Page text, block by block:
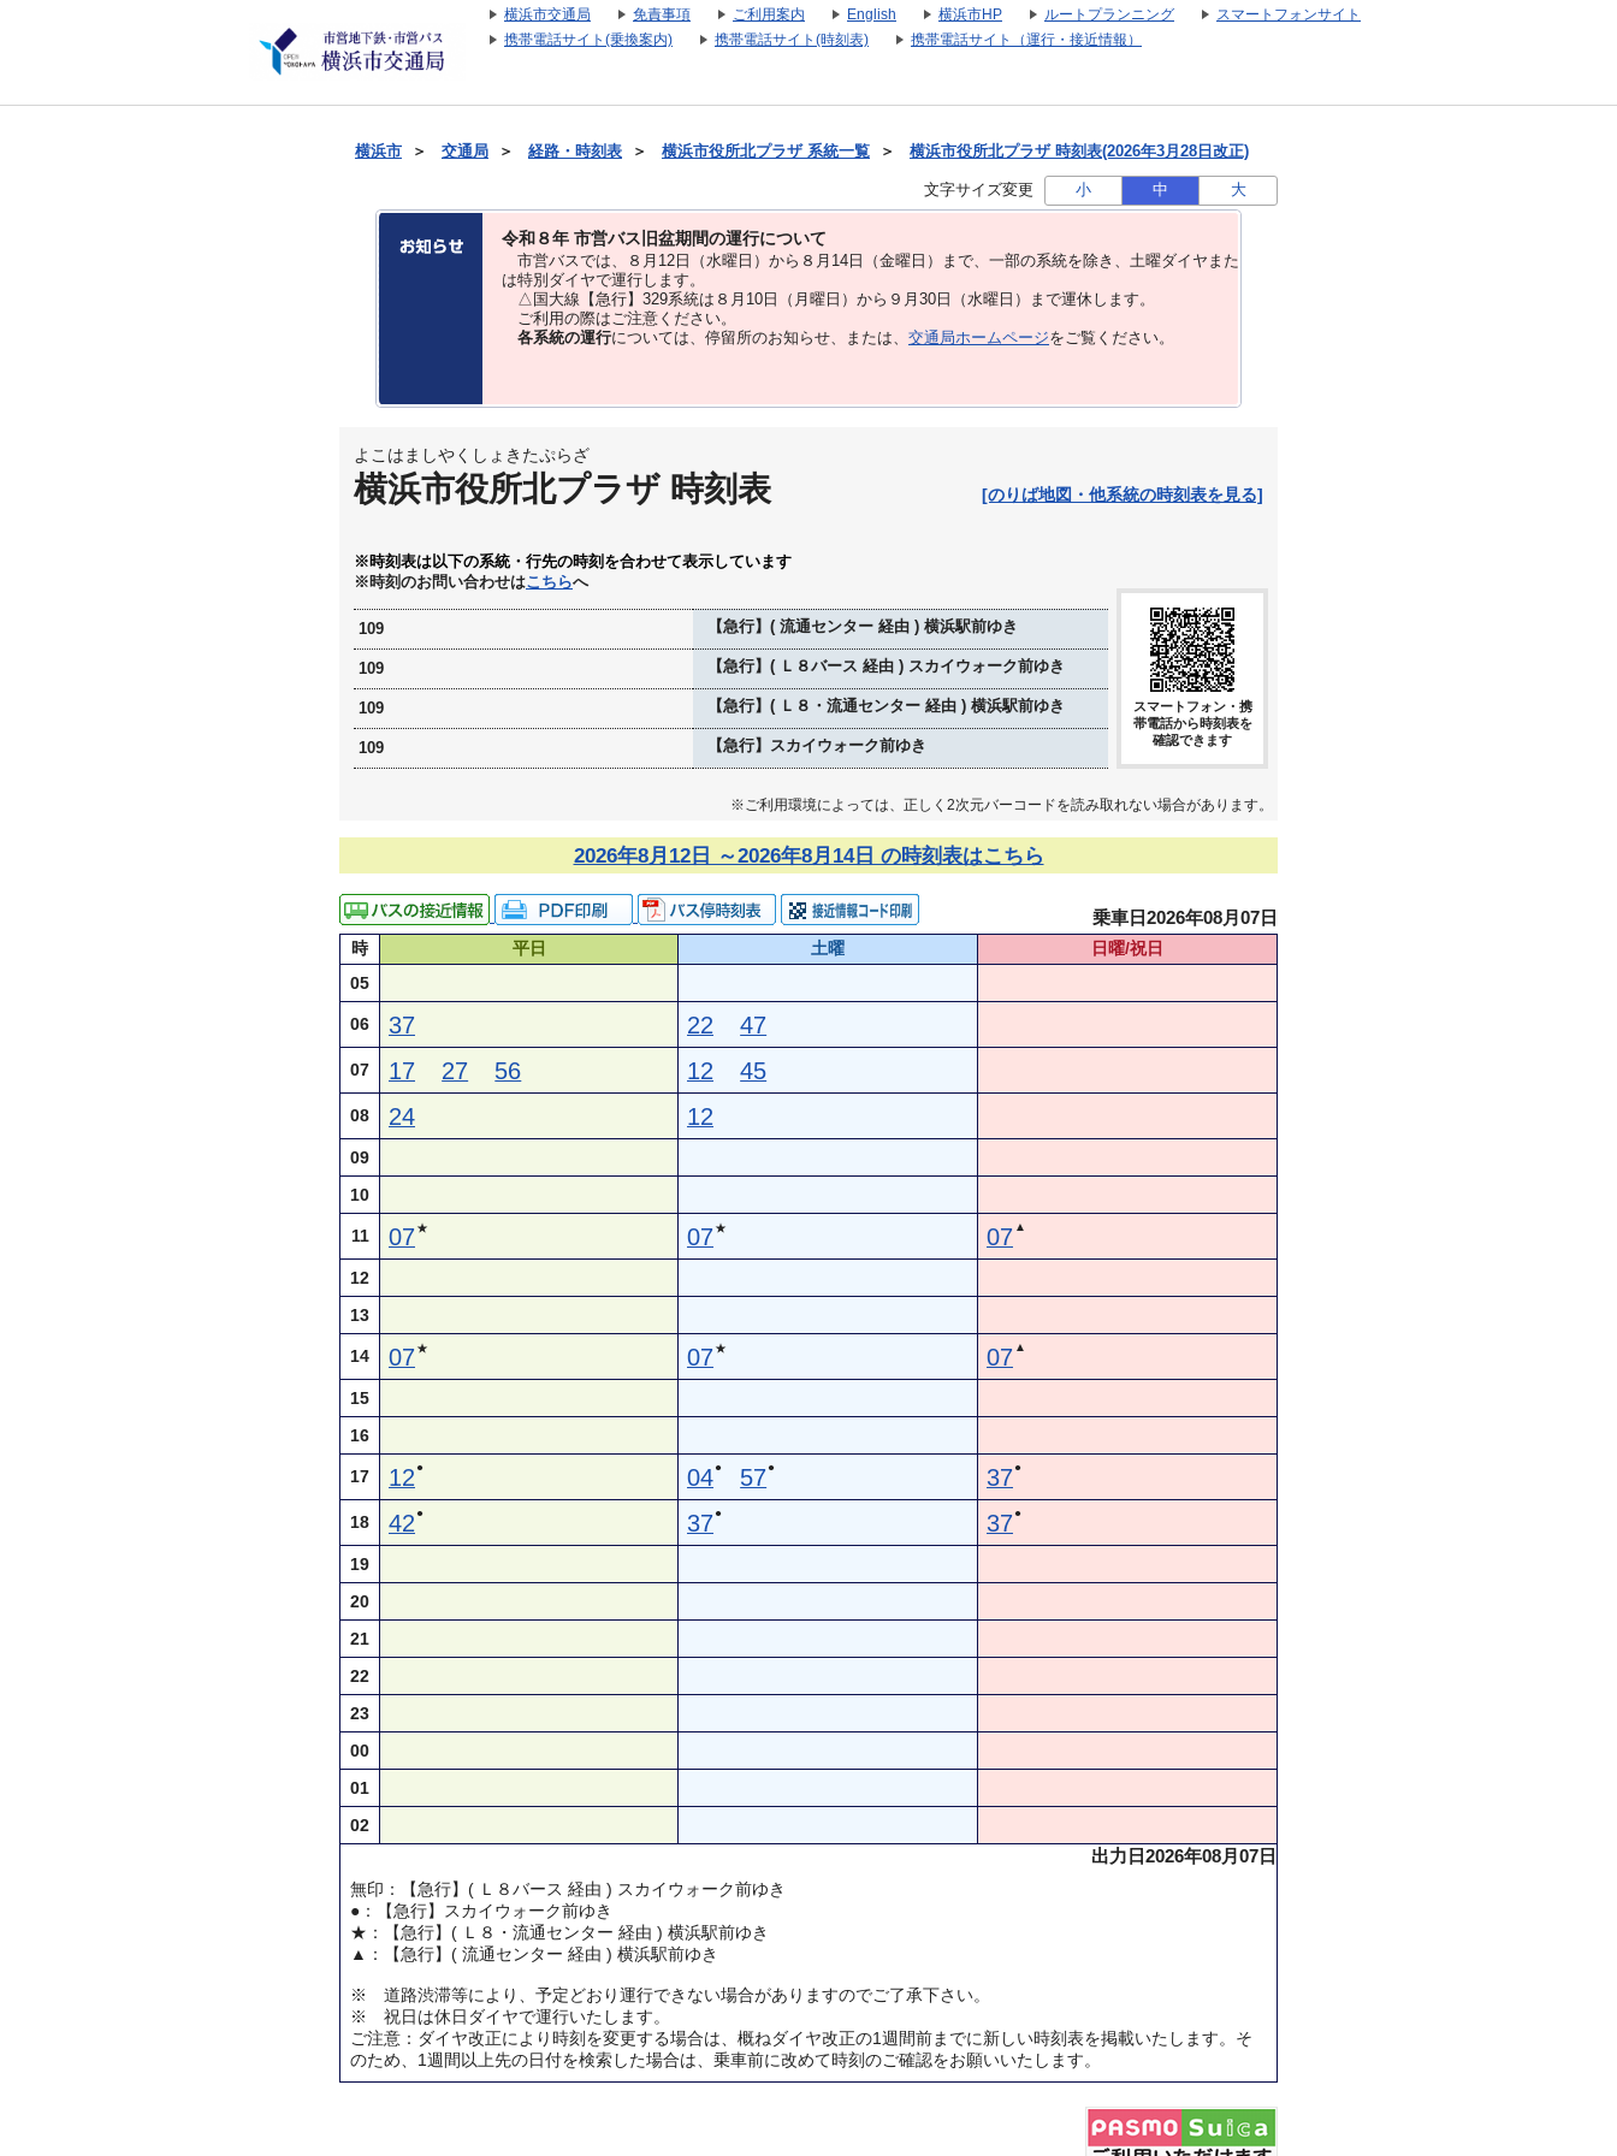
横浜市交通局 免責事項 ご利用案内 English 横浜市HP ルートプランニング
スマートフォンサイト
携帯電話サイト(乗換案内)
携帯電話サイト(時刻表) 携帯電話サイト（運行・接近情報）
横浜市 ＞ 交通局 ＞ 経路・時刻表 ＞ 横浜市役所北プラザ 系統一覧 ＞ 横浜市役所北プラザ 時刻表(2026年3月28日改正)
文字サイズ変更 小 中 大
令和８年 市営バス旧盆期間の運行について
市営バスでは、８⽉12⽇（水曜日）から８⽉14⽇（金曜日）まで、⼀部の系統を除き、⼟曜ダイヤまた
は特別ダイヤで運⾏します。
△国大線【急行】329系統は８月10日（月曜日）から９月30日（水曜日）まで運休します。
ご利用の際はご注意ください。
各系統の運行については、停留所のお知らせ、または、 交通局ホームページをご覧ください。
よこはましやくしょきたぷらざ
横浜市役所北プラザ 時刻表 [のりば地図・他系統の時刻表を見る]
※時刻表は以下の系統・行先の時刻を合わせて表示しています
※時刻のお問い合わせはこちらへ
109 【急行】( 流通センター 経由 ) 横浜駅前ゆき
109 【急行】( Ｌ８バース 経由 ) スカイウォーク前ゆき
109 【急行】( Ｌ８・流通センター 経由 ) 横浜駅前ゆき
109 【急行】スカイウォーク前ゆき
スマートフォン・携
帯電話から時刻表を
確認できます
※ご利用環境によっては、正しく2次元バーコードを読み取れない場合があります。
2026年8月12日 ～2026年8月14日 の時刻表はこちら
乗車日2026年08月07日
時 平日 土曜
日曜/祝日
05
06 37 22 47
07 17 27 56 12 45
08 24 12
09
10
11 07★ 07★ 07 ▲
12
13
14 07★ 07★ 07 ▲
15
16
17 12 ● 04● 57● 37●
18 42 ● 37● 37●
19
20
21
22
23
00
01
02
出力日2026年08月07日
無印：【急行】( Ｌ８バース 経由 ) スカイウォーク前ゆき
●：【急行】スカイウォーク前ゆき
★：【急行】( Ｌ８・流通センター 経由 ) 横浜駅前ゆき
▲：【急行】( 流通センター 経由 ) 横浜駅前ゆき
※ 道路渋滞等により、予定どおり運行できない場合がありますのでご了承下さい。
※ 祝日は休日ダイヤで運行いたします。
ご注意：ダイヤ改正により時刻を変更する場合は、概ねダイヤ改正の1週間前までに新しい時刻表を掲載いたします。そ
のため、1週間以上先の日付を検索した場合は、乗車前に改めて時刻のご確認をお願いいたします。